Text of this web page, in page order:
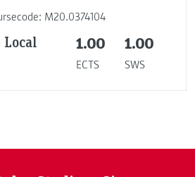
M20.0374104
1.00
ECTS
1.00
SWS